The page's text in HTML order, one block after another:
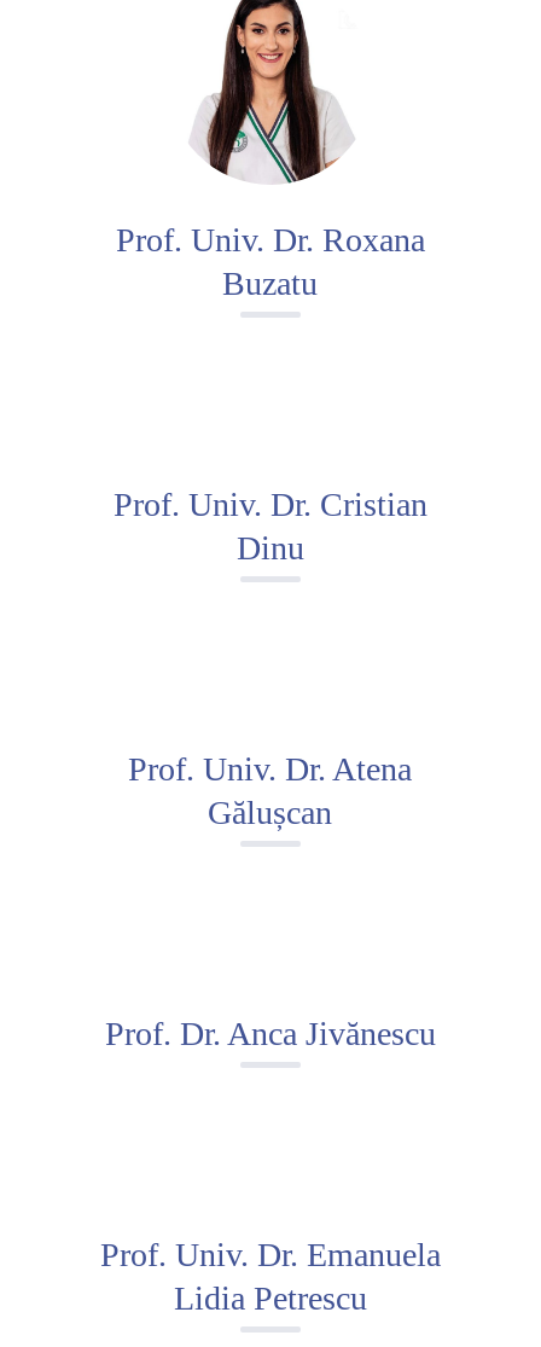
Prof. Univ. Dr. Roxana
Buzatu
Prof. Univ. Dr. Cristian
Dinu
Prof. Univ. Dr. Atena
Gălușcan
Prof. Dr. Anca Jivănescu
Prof. Univ. Dr. Emanuela
Lidia Petrescu